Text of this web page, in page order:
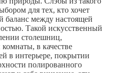
для тех, кто хочет
баланс между настоящей
Такой искусственный
столешниц,
в качестве
в интерьере, покрытии
полированного